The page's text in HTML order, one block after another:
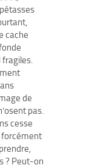
cache
fragiles.
de
pas.
cesse
forcément
? Peut-on